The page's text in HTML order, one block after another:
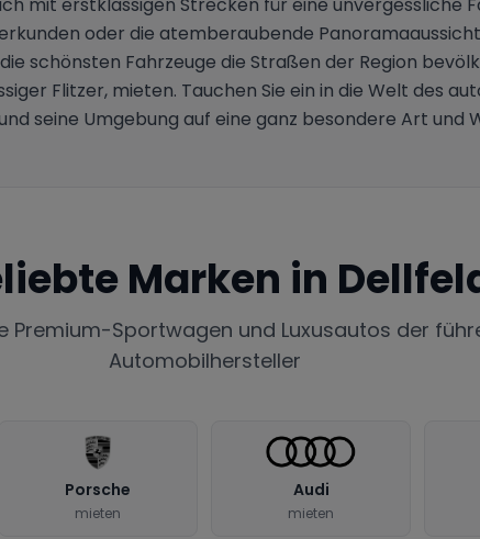
oder die atemberaubende
schönsten Fahrzeuge die Straßen der Region
Flitzer, mieten. Tauchen Sie ein in die Welt des
seine Umgebung auf eine ganz besondere Art
Marken in
Premium-Sportwagen und Luxusautos der
Automobilhersteller
Porsche
mieten
Audi
mieten